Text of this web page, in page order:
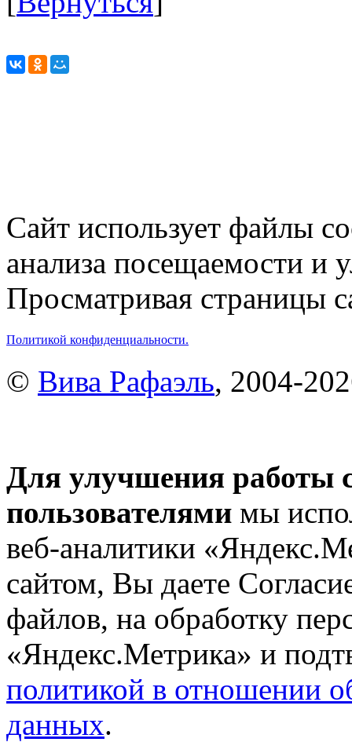
Сайт использует файлы
анализа посещаемости и
Просматривая страницы
Политикой конфиденциальности.
© Вива Рафаэль, 2004-
Для улучшения работы
пользователями мы
веб-аналитики
сайтом, Вы даете
файлов, на обработку
«Яндекс.Метрика» и
политикой в отношении
данных.